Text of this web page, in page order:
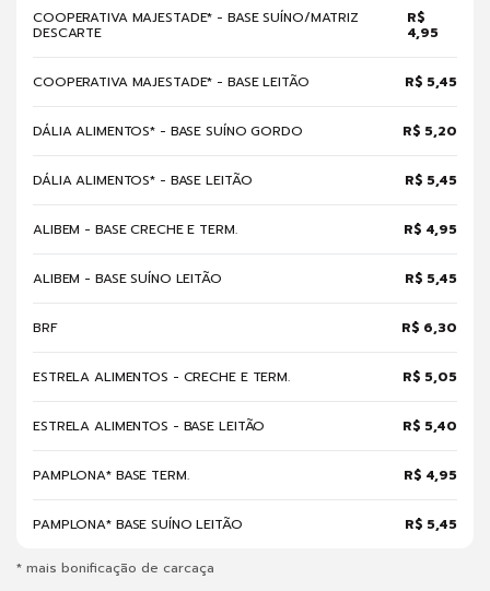
COOPERATIVA MAJESTADE* - BASE SUÍNO/MATRIZ
DESCARTE
R$
4,95
COOPERATIVA MAJESTADE* - BASE LEITÃO R$ 5,45
DÁLIA ALIMENTOS* - BASE SUÍNO GORDO R$ 5,20
DÁLIA ALIMENTOS* - BASE LEITÃO R$ 5,45
ALIBEM - BASE CRECHE E TERM. R$ 4,95
ALIBEM - BASE SUÍNO LEITÃO R$ 5,45
BRF R$ 6,30
ESTRELA ALIMENTOS - CRECHE E TERM. R$ 5,05
ESTRELA ALIMENTOS - BASE LEITÃO R$ 5,40
PAMPLONA* BASE TERM. R$ 4,95
PAMPLONA* BASE SUÍNO LEITÃO R$ 5,45
* mais bonificação de carcaça